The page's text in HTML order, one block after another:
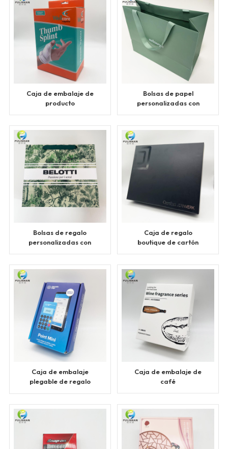
Caja de embalaje de
producto
Bolsas de papel
personalizadas con
Bolsas de regalo
personalizadas con
Caja de regalo
boutique de cartón
Caja de embalaje
plegable de regalo
Caja de embalaje de
café